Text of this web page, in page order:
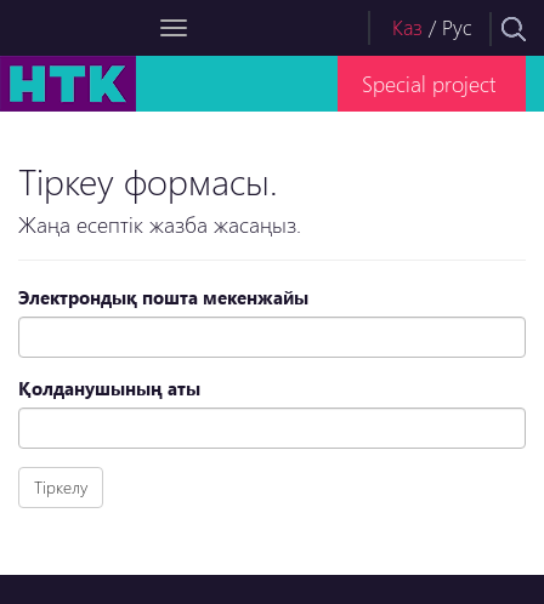
Каз / Рус
Special project
Тіркеу формасы.
Жаңа есептік жазба жасаңыз.
Электрондық пошта мекенжайы
Қолданушының аты